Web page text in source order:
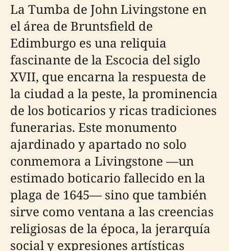
La Tumba de John Livingstone en
el área de Bruntsfield de
Edimburgo es una reliquia
fascinante de la Escocia del siglo
XVII, que encarna la respuesta de
la ciudad a la peste, la prominencia
de los boticarios y ricas tradiciones
funerarias. Este monumento
ajardinado y apartado no solo
conmemora a Livingstone —un
estimado boticario fallecido en la
plaga de 1645— sino que también
sirve como ventana a las creencias
religiosas de la época, la jerarquía
social y expresiones artísticas